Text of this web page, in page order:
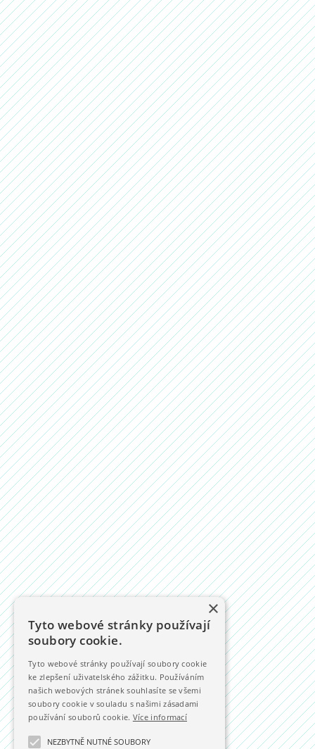
×
Tyto webové stránky používají
soubory cookie.
Tyto webové stránky používají soubory cookie
ke zlepšení uživatelského zážitku. Používáním
našich webových stránek souhlasíte se všemi
soubory cookie v souladu s našimi zásadami
používání souborů cookie. Více informací
NEZBYTNĚ NUTNÉ SOUBORY